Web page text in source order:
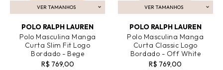
VER TAMANHOS
ADICIONAR AO CARRINHO
POLO RALPH LAUREN
Polo Masculina Manga
Curta Slim Fit Logo
Bordado - Bege
R$ 769,00
VER TAMANHOS
ADICIONAR AO CARRINHO
POLO RALPH LAUREN
Polo Masculina Manga
Curta Classic Logo
Bordado - Off White
R$ 769,00